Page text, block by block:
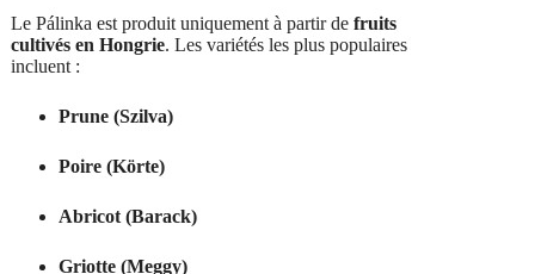
Le Pálinka est produit uniquement à partir de fruits
cultivés en Hongrie. Les variétés les plus populaires
incluent :
Prune (Szilva)
Poire (Körte)
Abricot (Barack)
Griotte (Meggy)